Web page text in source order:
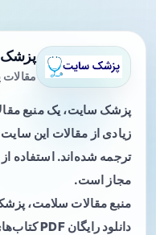
پزشک سایت، یک منبع
زیادی از مقالات این
ترجمه شده‌اند. استفاده
مجاز است.
منبع مقالات سلامت،
دانلود رایگان PDF کتاب‌های پزشکی.